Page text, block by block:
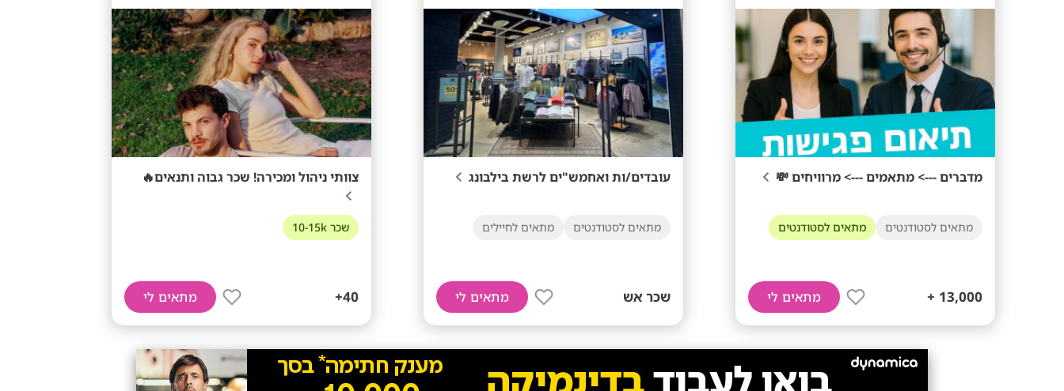
מדברים ---> מתאמים ---> מרוויחים 💸
מתאים לסטודנטים מתאים לסטודנטים
13,000 + מתאים לי
עובדים/ות ואחמש"ים לרשת בילבונג
מתאים לסטודנטים מתאים לחיילים
שכר אש מתאים לי
צוותי ניהול ומכירה! שכר גבוה ותנאים🔥
שכר 10-15k
40+ מתאים לי